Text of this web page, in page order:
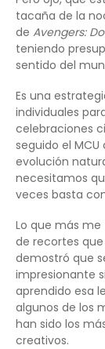
tacaña de la
de Avengers:
teniendo
sentido del
Es una
individuales
celebraciones
seguido el
evolución
necesitamos
veces basta
Lo que más
de recortes
demostró que
impresionante
aprendido esa
algunos de los
han sido los
creativos.